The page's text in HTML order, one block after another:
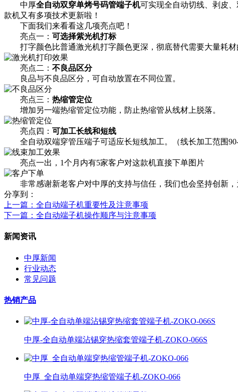
中厚全自动双穿单烤号码管端子机可实现全自动切线、剥皮
款机又有多项技术更新啦！
下面我们来看看这几项亮点吧！
亮点一： 可选择紫光机打标
打字颜色比普通激光机打字颜色更深，彻底替代需要大量耗材
亮点二： 不良品区分
良品与不良品区分，可自动放置在不同位置。
亮点三： 热缩管定位
增加另一端热缩管定位功能，防止热缩管从线材上脱落。
亮点四： 可加工长线和短线
全自动双端穿管压端子可适应长短线加工。（线长加工范围90-
亮点一出，1个月内有5家客户对这款机直接下单图片
非常感谢新老客户对中厚的支持与信任，我们也会坚持创新，
分享到：
上一篇 ：全自动端子机重要性及注意事项
下一篇 ：全自动端子机操作顺序与注意事项
新闻资讯
中厚新闻
行业动态
常见问题
热销产品
中厚-全自动单端沾锡穿热缩套管端子机-ZOKO-066S
中厚_全自动单端穿热缩管端子机-ZOKO-066